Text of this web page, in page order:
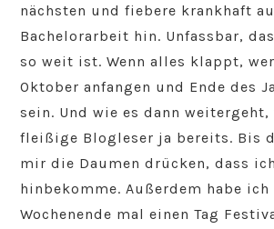
nächsten und fiebere krankhaft
Bachelorarbeit hin. Unfassbar,
so weit ist. Wenn alles klappt,
Oktober anfangen und Ende des
sein. Und wie es dann weitergeht,
fleißige Blogleser ja bereits. Bis
mir die Daumen drücken, dass
hinbekomme. Außerdem habe
Wochenende mal einen Tag